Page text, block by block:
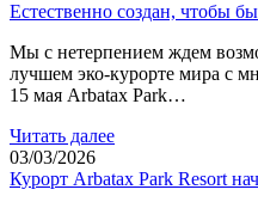
Естественно создан, чтобы
Мы с нетерпением ждем
лучшем эко-курорте мира с
15 мая Arbatax Park…
Читать далее
03/03/2026
Курорт Arbatax Park Resort